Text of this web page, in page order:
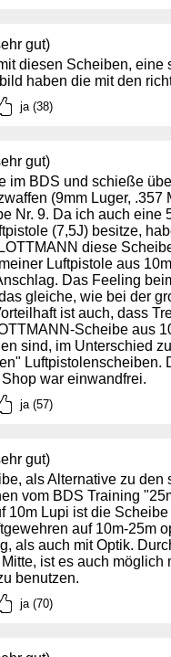
gut)
diesen Scheiben, eine
haben die mit den
ja (38)
gut)
im BDS und schieße
(9mm Luger, .357
Nr. 9. Da ich auch eine
(7,5J) besitze,
diese
Luftpistole aus
Das Feeling
gleiche, wie bei der
ist auch, dass
Scheibe aus
sind, im Unterschied
Luftpistolenscheiben.
war einwandfrei.
ja (57)
gut)
als Alternative zu den
vom BDS Training
10m Lupi ist die Scheibe
auf 10m-25m
als auch mit Optik.
ist es auch möglich
benutzen.
ja (70)